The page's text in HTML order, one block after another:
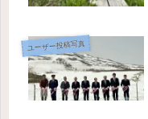
ユーザー投稿写真